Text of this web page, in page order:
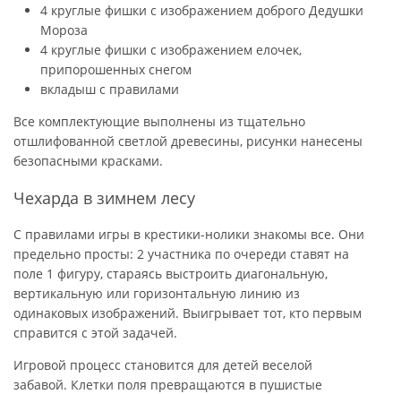
4 круглые фишки с изображением доброго Дедушки
Мороза
4 круглые фишки с изображением елочек,
припорошенных снегом
вкладыш с правилами
Все комплектующие выполнены из тщательно
отшлифованной светлой древесины, рисунки нанесены
безопасными красками.
Чехарда в зимнем лесу
С правилами игры в крестики-нолики знакомы все. Они
предельно просты: 2 участника по очереди ставят на
поле 1 фигуру, стараясь выстроить диагональную,
вертикальную или горизонтальную линию из
одинаковых изображений. Выигрывает тот, кто первым
справится с этой задачей.
Игровой процесс становится для детей веселой
забавой. Клетки поля превращаются в пушистые